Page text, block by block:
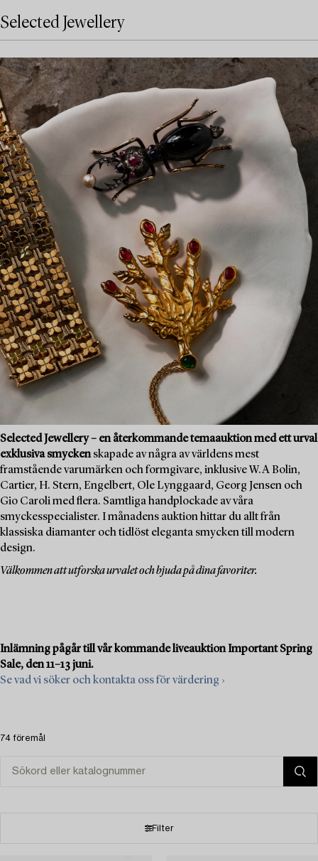
Selected Jewellery
Selected Jewellery – en återkommande temaauktion med ett urval
exklusiva smyckenskapade av några av världens mest
framstående varumärken och formgivare, inklusive W.A Bolin,
Cartier, H. Stern, Engelbert, Ole Lynggaard, Georg Jensen och
Gio Caroli med flera. Samtliga handplockade av våra
smyckesspecialister. I månadens auktion hittar du allt från
klassiska diamanter och tidlöst eleganta smycken till modern
design.
Välkommen att utforska urvalet och bjuda på dina favoriter.
Inlämning pågår till vår kommande liveauktion Important Spring
Sale, den 11–13 juni.
Se vad vi söker och kontakta oss för värdering ›
74 föremål
Filter